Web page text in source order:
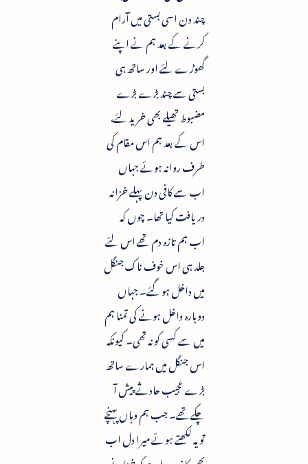
چند دن اسی بستی میں آرام
کرنے کے بعد ہم نے اپنے
گھوڑے لئے اور ساتھ ہی
بستی سے چند بڑے بڑے
مضبوط تھیلے بھی خرید لئے،
اس کے بعد ہم اس مقام کی
طرف روانہ ہوئے جہاں
اب سے کافی دن پہلے خزانہ
دریافت کیا تھا۔ چوں کہ
اب ہم تازہ دم تھے اس لئے
جلد ہی اس خوف ناک جنگل
میں داخل ہو گئے۔ جہاں
دوبارہ داخل ہونے کی تمنا ہم
میں سے کسی کو نہ تھی۔ کیونکہ
اس جنگل میں ہمارے ساتھ
بڑے عجیب حادثے پیش آ
چکے تھے۔ جب ہم وہاں پہنچے
تو یہ لکھتے ہوئے میرا دل اب